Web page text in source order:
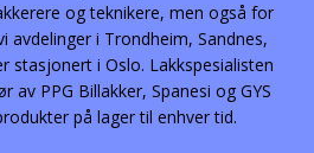
og teknikere, men også for
avdelinger i Trondheim, Sandnes,
stasjonert i Oslo. Lakkspesialisten
av PPG Billakker, Spanesi og GYS
på lager til enhver tid.